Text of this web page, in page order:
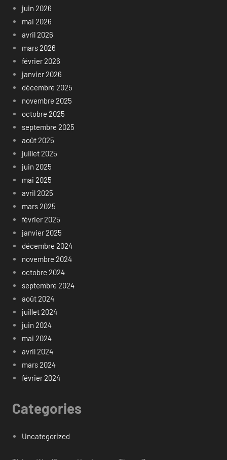
juin 2026
mai 2026
avril 2026
mars 2026
février 2026
janvier 2026
décembre 2025
novembre 2025
octobre 2025
septembre 2025
août 2025
juillet 2025
juin 2025
mai 2025
avril 2025
mars 2025
février 2025
janvier 2025
décembre 2024
novembre 2024
octobre 2024
septembre 2024
août 2024
juillet 2024
juin 2024
mai 2024
avril 2024
mars 2024
février 2024
Categories
Uncategorized